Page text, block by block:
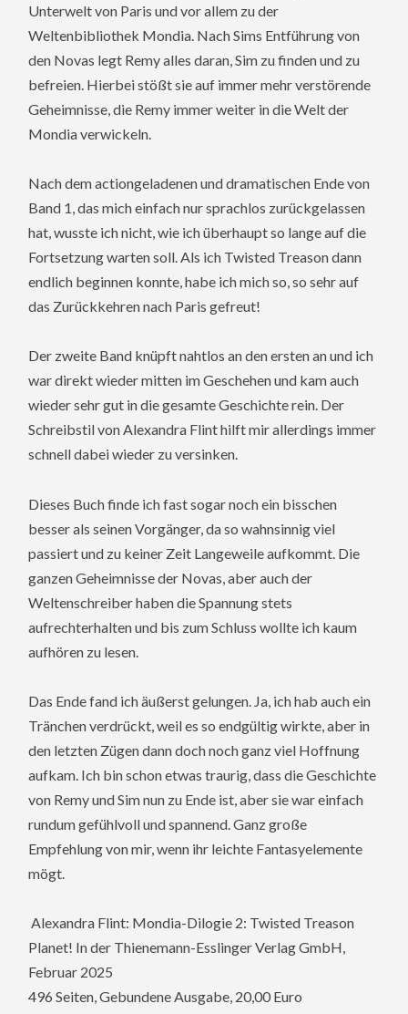
Unterwelt von Paris und vor allem zu der
Weltenbibliothek Mondia. Nach Sims Entführung von
den Novas legt Remy alles daran, Sim zu finden und zu
befreien. Hierbei stößt sie auf immer mehr verstörende
Geheimnisse, die Remy immer weiter in die Welt der
Mondia verwickeln.
Nach dem actiongeladenen und dramatischen Ende von
Band 1, das mich einfach nur sprachlos zurückgelassen
hat, wusste ich nicht, wie ich überhaupt so lange auf die
Fortsetzung warten soll. Als ich Twisted Treason dann
endlich beginnen konnte, habe ich mich so, so sehr auf
das Zurückkehren nach Paris gefreut!
Der zweite Band knüpft nahtlos an den ersten an und ich
war direkt wieder mitten im Geschehen und kam auch
wieder sehr gut in die gesamte Geschichte rein. Der
Schreibstil von Alexandra Flint hilft mir allerdings immer
schnell dabei wieder zu versinken.
Dieses Buch finde ich fast sogar noch ein bisschen
besser als seinen Vorgänger, da so wahnsinnig viel
passiert und zu keiner Zeit Langeweile aufkommt. Die
ganzen Geheimnisse der Novas, aber auch der
Weltenschreiber haben die Spannung stets
aufrechterhalten und bis zum Schluss wollte ich kaum
aufhören zu lesen.
Das Ende fand ich äußerst gelungen. Ja, ich hab auch ein
Tränchen verdrückt, weil es so endgültig wirkte, aber in
den letzten Zügen dann doch noch ganz viel Hoffnung
aufkam. Ich bin schon etwas traurig, dass die Geschichte
von Remy und Sim nun zu Ende ist, aber sie war einfach
rundum gefühlvoll und spannend. Ganz große
Empfehlung von mir, wenn ihr leichte Fantasyelemente
mögt.
Alexandra Flint: Mondia-Dilogie 2: Twisted Treason
Planet! In der Thienemann-Esslinger Verlag GmbH,
Februar 2025
496 Seiten, Gebundene Ausgabe, 20,00 Euro